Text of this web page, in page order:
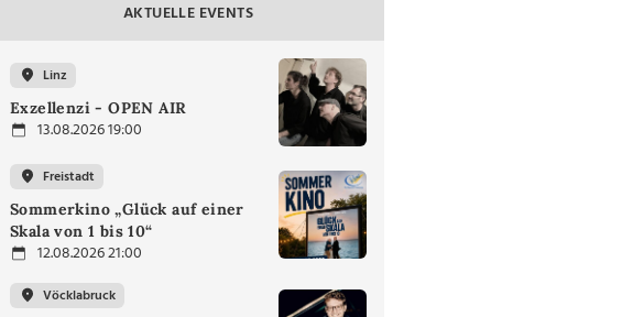
AKTUELLE EVENTS
Linz
Exzellenzi - OPEN AIR
13.08.2026 19:00
Freistadt
Sommerkino „Glück auf einer
Skala von 1 bis 10“
12.08.2026 21:00
Vöcklabruck